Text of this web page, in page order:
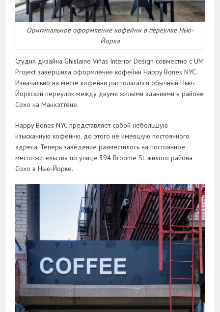
Оригинальное оформление кофейни в переулке Нью-
Йорка
Студия дизайна Ghislaine Viñas Interior Design совместно с UM
Project завершила оформление кофейни Happy Bones NYC.
Изначально на месте кофейни располагался обычный Нью-
Йоркский переулок между двумя жилыми зданиями в районе
Сохо на Манхэттене.
Happy Bones NYC представляет собой небольшую
изысканную кофейню, до этого не имевшую постоянного
адреса. Теперь заведение разместилось на постоянное
место жительства по улице 394 Broome St. жилого района
Сохо в Нью-Йорке.